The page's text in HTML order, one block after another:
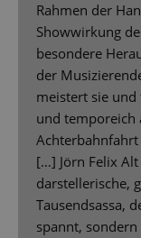
Rahmen der
Showwirkung
besondere
der
meistert sie und
und temporeich
Achterbahnfahrt
[…] Jörn Felix
darstellerische,
Tausendsassa,
spannt,